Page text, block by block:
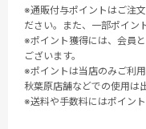
※通販付与ポイントはご注
ださい。また、一部ポイン
※ポイント獲得には、会員
ございます。
※ポイントは当店のみご利
秋葉原店舗などでの使用は
※送料や手数料にはポイント